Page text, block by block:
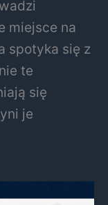
miejsce na
spotyka się z
te
się
je